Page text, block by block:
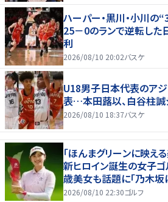
ハーパー・黒川・小川
25－0のランで逆転した
利
2026/08/10 20:02バスケ
U18男子日本代表のア
表…本田蕗以、白谷柱誠
2026/08/10 18:37バスケ
「ほんまグリーンに映え
新ヒロイン誕生の女子ゴ
歳美女も話題に「乃木坂
い」「スーツもお似合いです
2026/08/10 22:30ゴルフ